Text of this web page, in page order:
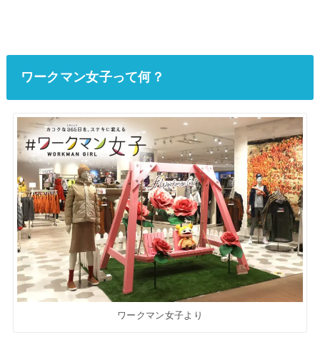
ワークマン女子って何？
ワークマン女子より